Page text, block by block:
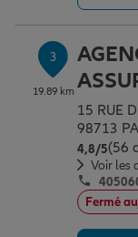
Garantie des
Assurance
Protection
3
19.89 km
15 RUE
98713
4,8/5Note de
(56
Voir les
Fermé